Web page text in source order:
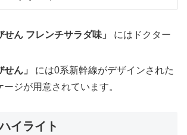
せん フレンチサラダ味」
にはドクター
せん」
には0系新幹線がデザインされた
ージが用意されています。
イライト